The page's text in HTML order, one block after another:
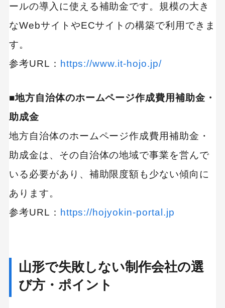
ールの導入に使える補助金です。規模の大き
なWebサイトやECサイトの構築で利用できま
す。
参考URL： https://www.it-hojo.jp/
■地方自治体のホームページ作成費用補助金・
助成金
地方自治体のホームページ作成費用補助金・
助成金は、その自治体の地域で事業を営んで
いる必要があり、補助限度額も少ない傾向に
あります。
参考URL： https://hojyokin-portal.jp
山形で失敗しない制作会社の選
び方・ポイント